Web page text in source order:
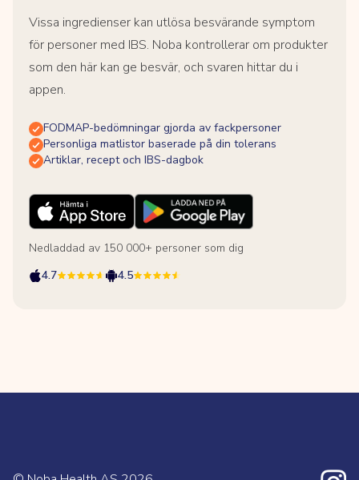
Vissa ingredienser kan utlösa besvärande symptom
för personer med IBS. Noba kontrollerar om produkter
som den här kan ge besvär, och svaren hittar du i
appen.
FODMAP-bedömningar gjorda av fackpersoner
Personliga matlistor baserade på din tolerans
Artiklar, recept och IBS-dagbok
Nedladdad av 150 000+ personer som dig
4.7
4.5